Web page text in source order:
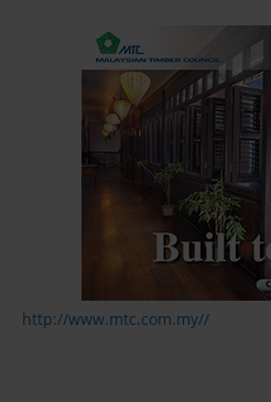
http://www.mtc.com.my//